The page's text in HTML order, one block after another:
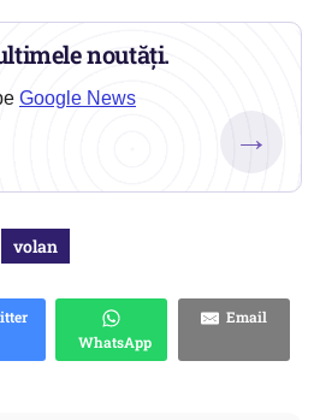
noutăți.
Google News
→
volan
WhatsApp
Email